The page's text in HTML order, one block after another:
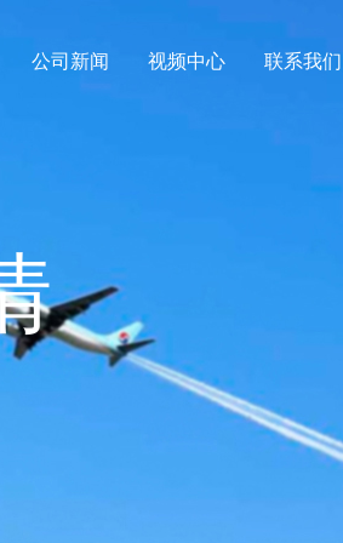
公司新闻 视频中心 联系我们